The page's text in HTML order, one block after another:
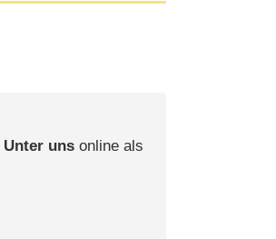
Unter unsonline als